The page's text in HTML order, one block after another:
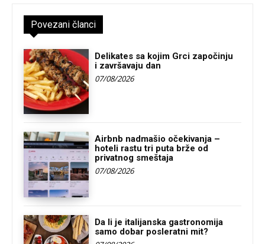
Povezani članci
Delikates sa kojim Grci započinju
i završavaju dan
07/08/2026
Airbnb nadmašio očekivanja –
hoteli rastu tri puta brže od
privatnog smeštaja
07/08/2026
Da li je italijanska gastronomija
samo dobar posleratni mit?